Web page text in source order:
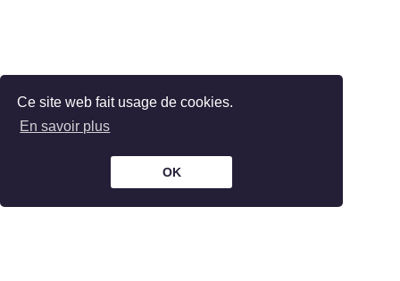
Ce site web fait usage de cookies.
En savoir plus
OK